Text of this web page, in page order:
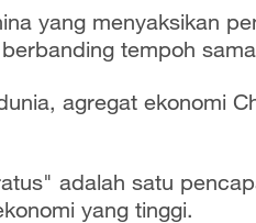
yang menyaksikan
tempoh
agregat ekonomi
adalah satu
yang tinggi.